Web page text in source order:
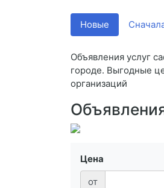
Новые
Объявления услуг
городе. Выгодные
организаций
Цена
от